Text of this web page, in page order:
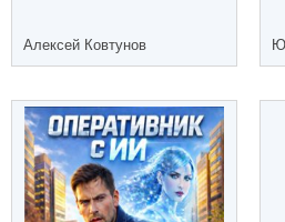
Алексей Ковтунов